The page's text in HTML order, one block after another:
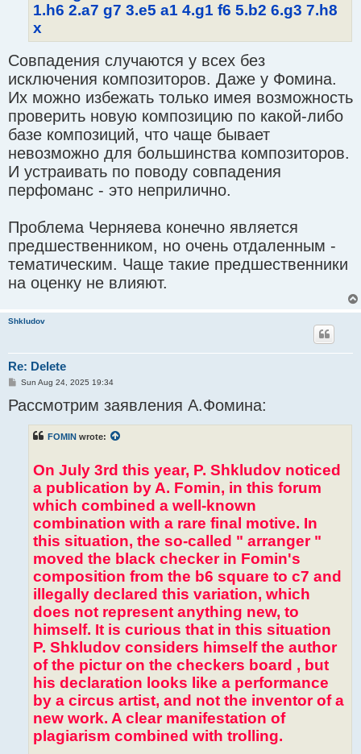
1.h6 2.a7 g7 3.e5 a1 4.g1 f6 5.b2 6.g3 7.h8
x
Совпадения случаются у всех без
исключения композиторов. Даже у Фомина.
Их можно избежать только имея возможность
проверить новую композицию по какой-либо
базе композиций, что чаще бывает
невозможно для большинства композиторов.
И устраивать по поводу совпадения
перфоманс - это неприлично.
Проблема Черняева конечно является
предшественником, но очень отдаленным -
тематическим. Чаще такие предшественники
на оценку не влияют.
Shkludov
Re: Delete
P
s
t
Sun Aug 24, 2025 19:34
Рассмотрим заявления А.Фомина:
FOMIN wrote:
On July 3rd this year, P. Shkludov noticed
a publication by A. Fomin, in this forum
which combined a well-known
combination with a rare final motive. In
this situation, the so-called " arranger "
moved the black checker in Fomin's
composition from the b6 square to c7 and
illegally declared this variation, which
does not represent anything new, to
himself. It is curious that in this situation
P. Shkludov considers himself the author
of the pictur on the checkers board , but
his declaration looks like a performance
by a circus artist, and not the inventor of a
new work. A clear manifestation of
plagiarism combined with trolling.